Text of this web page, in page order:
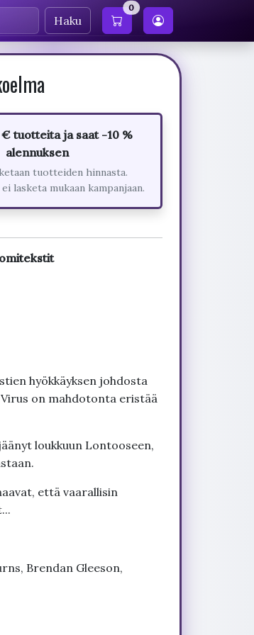
Haku
0
€ tuotteita ja saat -10 %
alennuksen
tuotteiden hinnasta.
lasketa mukaan kampanjaan.
hyökkäyksen johdosta
on mahdotonta eristää
loukkuun Lontooseen,
että vaarallisin
Brendan Gleeson,